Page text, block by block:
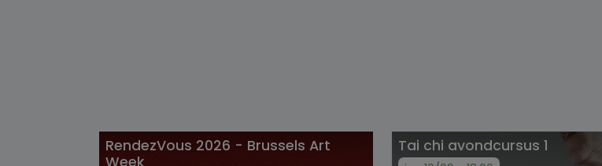
RendezVous 2026 - Brussels Art
Tai chi avondcursus 1